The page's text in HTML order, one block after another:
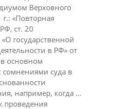
Верховного
«Повторная
ст. 20
государственной
в РФ» от
основном
сомнениями суда в
например, когда ...
проведения